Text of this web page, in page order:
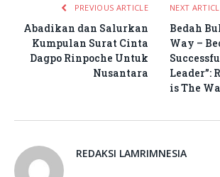
PREVIOUS ARTICLE
Abadikan dan Salurkan
Kumpulan Surat Cinta
Dagpo Rinpoche Untuk
Nusantara
NEXT
Bedah
Way –
Leader”:
is The
REDAKSI LAMRIMNESIA